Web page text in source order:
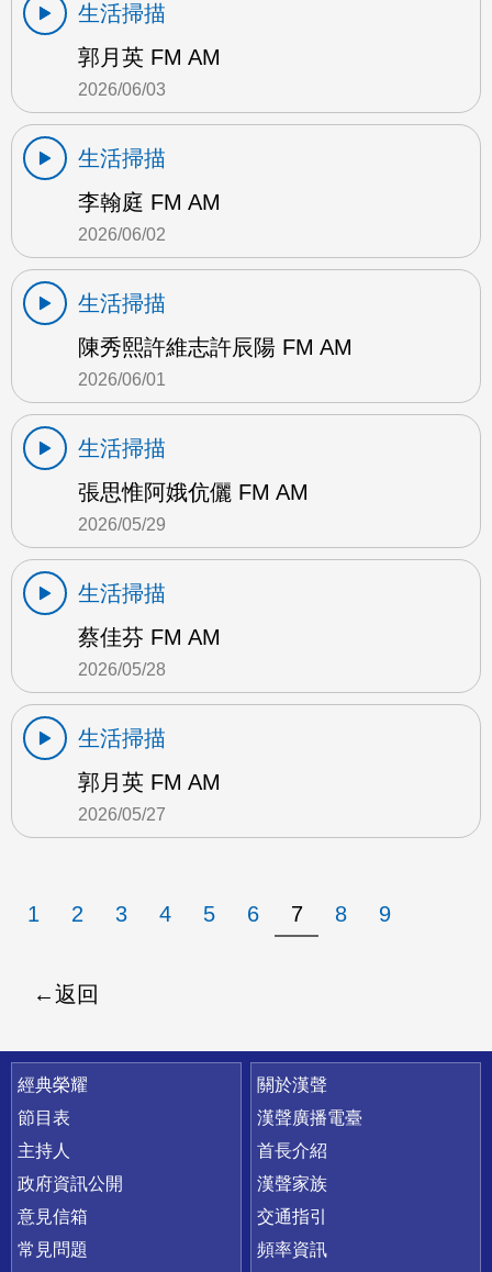
生活掃描
郭月英 FM AM
2026/06/03
生活掃描
李翰庭 FM AM
2026/06/02
生活掃描
陳秀熙許維志許辰陽 FM AM
2026/06/01
生活掃描
張思惟阿娥伉儷 FM AM
2026/05/29
生活掃描
蔡佳芬 FM AM
2026/05/28
生活掃描
郭月英 FM AM
2026/05/27
1 2 3 4 5 6 7 8 9
返回
快速連結
經典榮耀
節目表
主持人
政府資訊公開
意見信箱
常見問題
關於漢聲
漢聲廣播電臺
首長介紹
漢聲家族
交通指引
頻率資訊